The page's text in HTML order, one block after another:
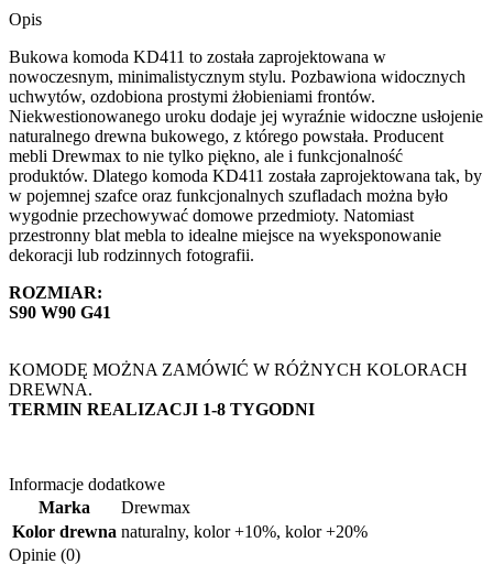
Opis
Bukowa komoda KD411 to została zaprojektowana w
nowoczesnym, minimalistycznym stylu. Pozbawiona widocznych
uchwytów, ozdobiona prostymi żłobieniami frontów.
Niekwestionowanego uroku dodaje jej wyraźnie widoczne usłojenie
naturalnego drewna bukowego, z którego powstała. Producent
mebli Drewmax to nie tylko piękno, ale i funkcjonalność
produktów. Dlatego komoda KD411 została zaprojektowana tak, by
w pojemnej szafce oraz funkcjonalnych szufladach można było
wygodnie przechowywać domowe przedmioty. Natomiast
przestronny blat mebla to idealne miejsce na wyeksponowanie
dekoracji lub rodzinnych fotografii.
ROZMIAR:
S90 W90 G41
KOMODĘ MOŻNA ZAMÓWIĆ W RÓŻNYCH KOLORACH
DREWNA.
TERMIN REALIZACJI 1-8 TYGODNI
Informacje dodatkowe
Marka
Drewmax
Kolor drewna naturalny, kolor +10%, kolor +20%
Opinie (0)